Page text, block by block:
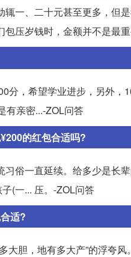
一、二十元甚至更多，但
压岁钱时，金额并不是最
分，希望学业进步，另外
有亲密...-ZOL问答
的红包合适吗?
习俗一直延续。给多少是长
(一... 压。-ZOL问答
适?
大胆，地有多大产”的浮夸